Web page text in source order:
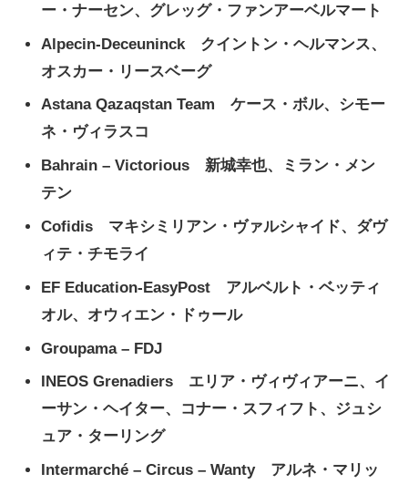
ー・ナーセン、グレッグ・ファンアーベルマート
Alpecin-Deceuninck クイントン・ヘルマンス、
オスカー・リースベーグ
Astana Qazaqstan Team ケース・ボル、シモー
ネ・ヴィラスコ
Bahrain – Victorious 新城幸也、ミラン・メン
テン
Cofidis マキシミリアン・ヴァルシャイド、ダヴ
ィテ・チモライ
EF Education-EasyPost アルベルト・ベッティ
オル、オウィエン・ドゥール
Groupama – FDJ
INEOS Grenadiers エリア・ヴィヴィアーニ、イ
ーサン・ヘイター、コナー・スフィフト、ジュシ
ュア・ターリング
Intermarché – Circus – Wanty アルネ・マリッ